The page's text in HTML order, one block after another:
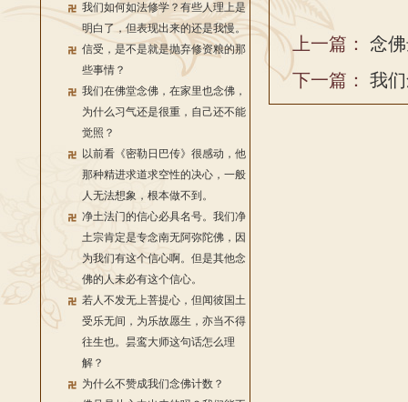
我们如何如法修学？有些人理上是
明白了，但表现出来的还是我慢。
信受，是不是就是抛弃修资粮的那
些事情？
我们在佛堂念佛，在家里也念佛，
为什么习气还是很重，自己还不能
觉照？
以前看《密勒日巴传》很感动，他
那种精进求道求空性的决心，一般
人无法想象，根本做不到。
净土法门的信心必具名号。我们净
土宗肯定是专念南无阿弥陀佛，因
为我们有这个信心啊。但是其他念
佛的人未必有这个信心。
若人不发无上菩提心，但闻彼国土
受乐无间，为乐故愿生，亦当不得
往生也。昙鸾大师这句话怎么理
解？
为什么不赞成我们念佛计数？
上一篇： 念
下一篇： 我